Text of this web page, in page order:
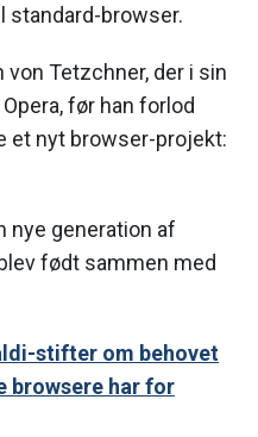
standard-browser.
von Tetzchner, der i sin
før han forlod
et nyt browser-projekt:
nye generation af
født sammen med
stifter om behovet
browsere har for